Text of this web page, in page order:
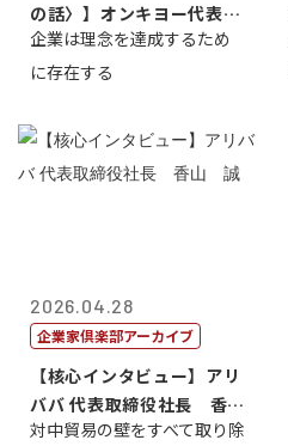
の話〉】オンキヨー代表取
締役会長兼社...
企業は理念を達成するため
に存在する
2026.04.28
企業家倶楽部アーカイブ
【核心インタビュー】アリ
ババ 代表取締役社長 香
山 誠
対中貿易の壁をすべて取り除